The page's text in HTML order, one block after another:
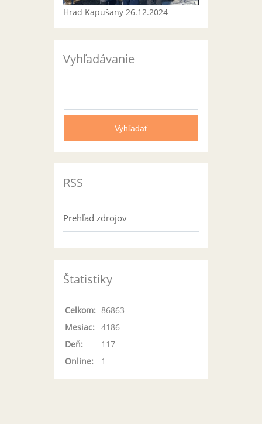
Hrad Kapušany 26.12.2024
Vyhľadávanie
RSS
Prehľad zdrojov
Štatistiky
Online: 1
Celkom: 86863
Mesiac:
4186
Deň:
117